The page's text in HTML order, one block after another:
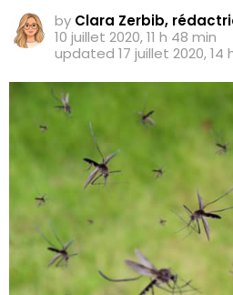
by Clara Zerbib,
10 juillet 2020, 11 h 48 min
updated 17 juillet 2020, 14